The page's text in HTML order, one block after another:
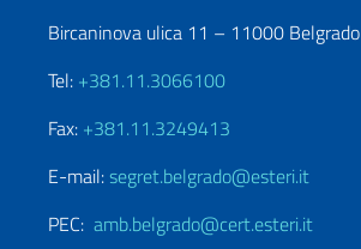
Bircaninova ulica 11 – 11000 Belgrado
Tel: +381.11.3066100
Fax: +381.11.3249413
E-mail:segret.belgrado@esteri.it
PEC: amb.belgrado@cert.esteri.it